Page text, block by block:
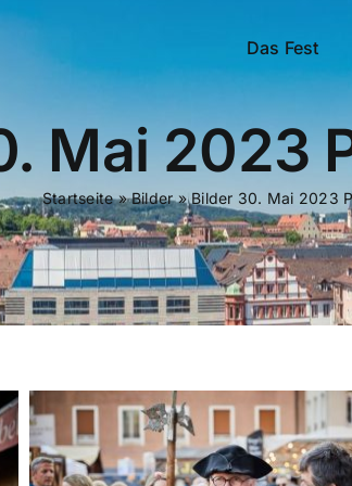
Das Fest
Mai 2023
Startseite»Bilder»Bilder 30. Mai 2023